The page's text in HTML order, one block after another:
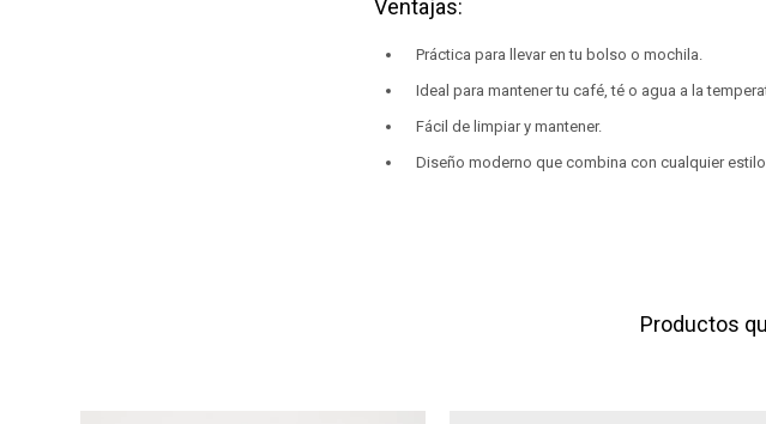
Ventajas:
Práctica para llevar en tu bolso o mochila.
Ideal para mantener tu café, té o agua a la
Fácil de limpiar y mantener.
Diseño moderno que combina con cualquier
Productos